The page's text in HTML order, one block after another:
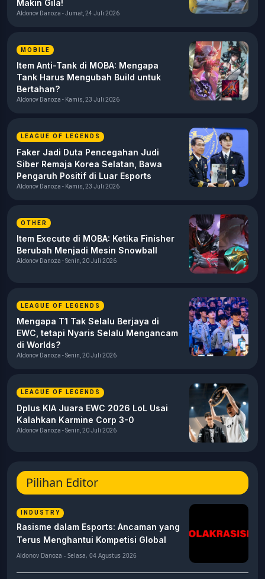
Makin Gila!
Aldonov Danoza - Jumat, 24 Juli 2026
MOBILE
Item Anti-Tank di MOBA: Mengapa
Tank Harus Mengubah Build untuk
Bertahan?
Aldonov Danoza - Kamis, 23 Juli 2026
LEAGUE OF LEGENDS
Faker Jadi Duta Pencegahan Judi
Siber Remaja Korea Selatan, Bawa
Pengaruh Positif di Luar Esports
Aldonov Danoza - Kamis, 23 Juli 2026
OTHER
Item Execute di MOBA: Ketika Finisher
Berubah Menjadi Mesin Snowball
Aldonov Danoza - Senin, 20 Juli 2026
LEAGUE OF LEGENDS
Mengapa T1 Tak Selalu Berjaya di
EWC, tetapi Nyaris Selalu Mengancam
di Worlds?
Aldonov Danoza - Senin, 20 Juli 2026
LEAGUE OF LEGENDS
Dplus KIA Juara EWC 2026 LoL Usai
Kalahkan Karmine Corp 3-0
Aldonov Danoza - Senin, 20 Juli 2026
Pilihan Editor
INDUSTRY
Rasisme dalam Esports: Ancaman yang
Terus Menghantui Kompetisi Global
Aldonov Danoza - Selasa, 04 Agustus 2026